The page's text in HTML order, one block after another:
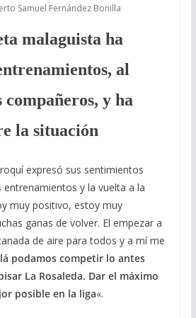
Samuel Fernández Bonilla
malaguista ha
al
compañeros, y ha
la situación
expresó sus sentimientos
entrenamientos y la vuelta a la
muy positivo, estoy muy
ganas de volver. El empezar a
de aire para todos y a mí me
podamos competir lo antes
La Rosaleda. Dar el máximo
posible en la liga«.